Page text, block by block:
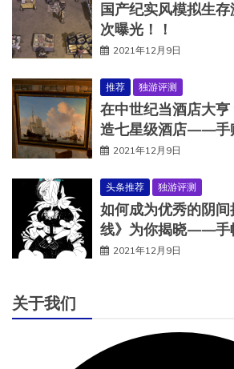
国产纪实风模拟生
次曝光！！
2021年12月9日
推荐 独游评测
在中世纪当酒店大
造七星级酒店——手
2021年12月9日
头条推荐 独游评测
如何成为优秀的阴
线》为你揭晓——手
2021年12月9日
关于我们